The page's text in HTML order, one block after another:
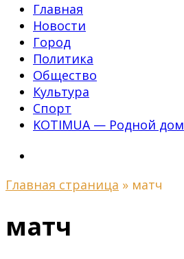
Главная
Новости
Город
Политика
Общество
Культура
Спорт
KOTIMUA — Родной дом
Главная страница » матч
матч